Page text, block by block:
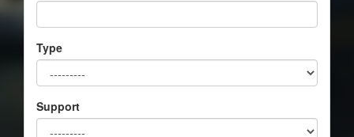
Type
Support